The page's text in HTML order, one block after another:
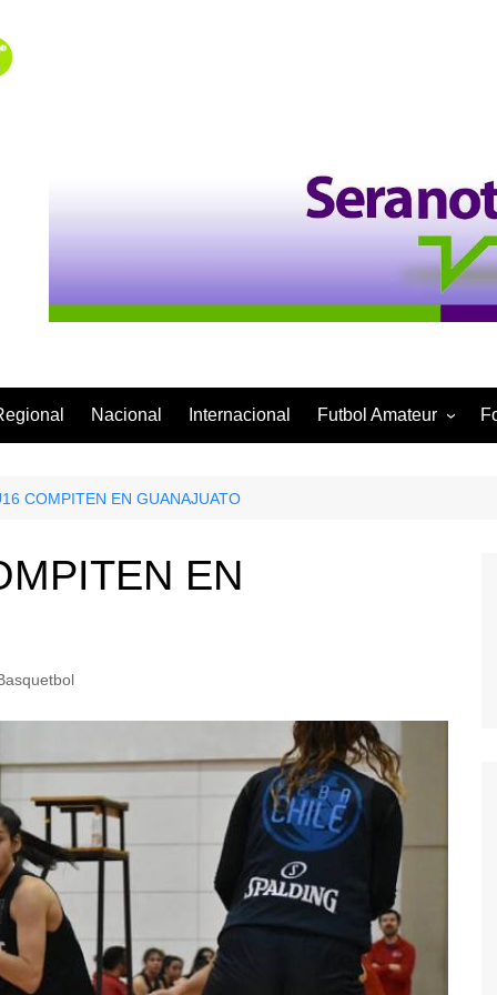
Nacional Internacional Futbol Amateur
COMPITEN EN GUANAJUATO
EN